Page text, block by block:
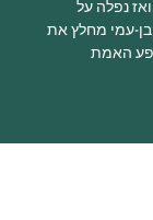
נפלה על
בן-עמי מחלץ את
האמת